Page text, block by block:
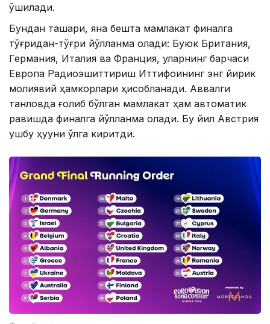
қўшилади.
Бундан ташқари, яна бешта мамлакат финалга
тўғридан-тўғри йўлланма олади: Буюк Британия,
Германия, Италия ва Франция, уларнинг барчаси
Европа Радиоэшиттириш Иттифоқининг энг йирик
молиявий ҳамкорлари ҳисобланади. Аввалги
танловда ғолиб бўлган мамлакат ҳам автоматик
равишда финалга йўлланма олади. Бу йил Австрия
ушбу ҳуқуқни қўлга киритди.